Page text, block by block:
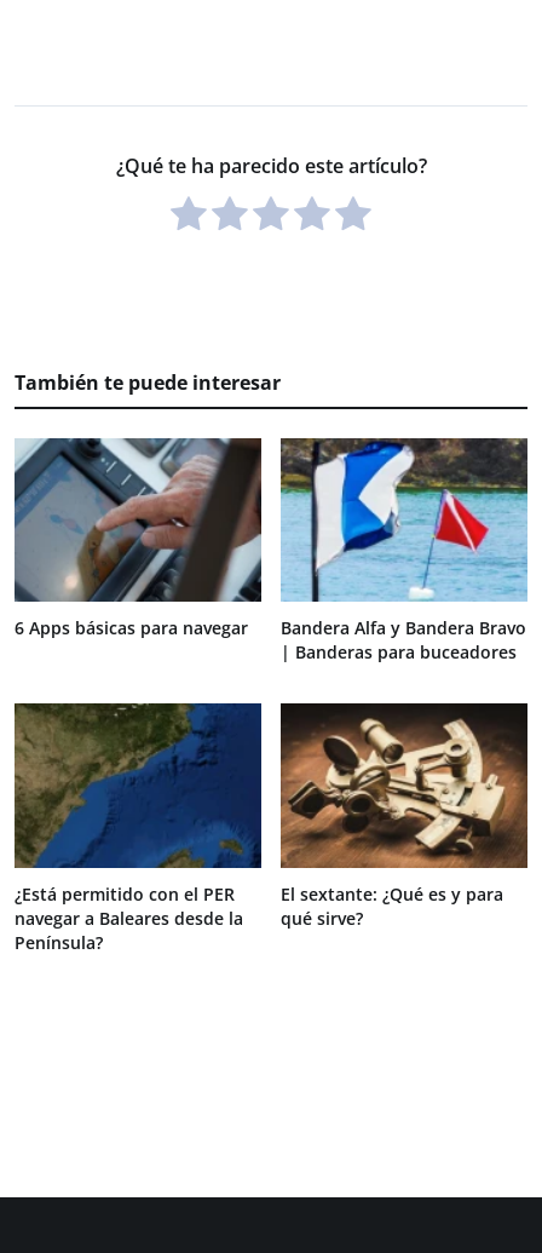
¿Qué te ha parecido este artículo?
También te puede interesar
6 Apps básicas para navegar
Bandera Alfa y Bandera Bravo
| Banderas para buceadores
¿Está permitido con el PER
navegar a Baleares desde la
Península?
El sextante: ¿Qué es y para
qué sirve?